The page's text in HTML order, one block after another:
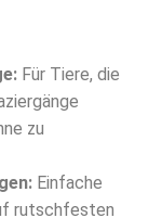
Für Tiere, die
zu
Einfache
rutschfesten